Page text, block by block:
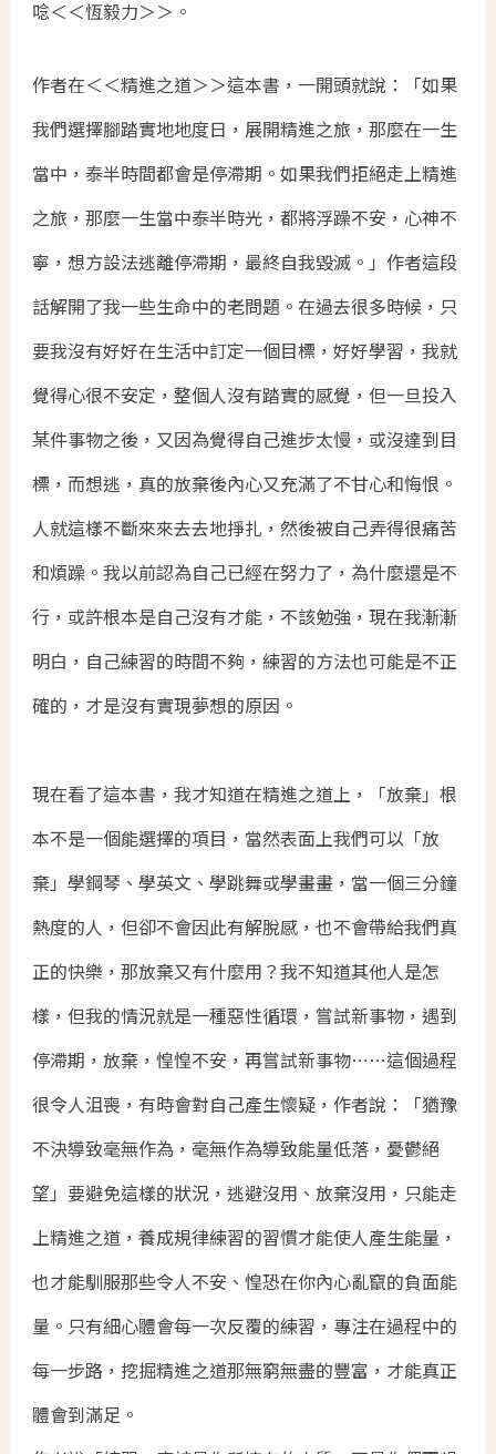
唸＜＜恆毅力＞＞。
作者在＜＜精進之道＞＞這本書，一開頭就說：「如果
我們選擇腳踏實地地度日，展開精進之旅，那麼在一生
當中，泰半時間都會是停滯期。如果我們拒絕走上精進
之旅，那麼一生當中泰半時光，都將浮躁不安，心神不
寧，想方設法逃離停滯期，最終自我毀滅。」作者這段
話解開了我一些生命中的老問題。在過去很多時候，只
要我沒有好好在生活中訂定一個目標，好好學習，我就
覺得心很不安定，整個人沒有踏實的感覺，但一旦投入
某件事物之後，又因為覺得自己進步太慢，或沒達到目
標，而想逃，真的放棄後內心又充滿了不甘心和悔恨。
人就這樣不斷來來去去地掙扎，然後被自己弄得很痛苦
和煩躁。我以前認為自己已經在努力了，為什麼還是不
行，或許根本是自己沒有才能，不該勉強，現在我漸漸
明白，自己練習的時間不夠，練習的方法也可能是不正
確的，才是沒有實現夢想的原因。
現在看了這本書，我才知道在精進之道上，「放棄」根
本不是一個能選擇的項目，當然表面上我們可以「放
棄」學鋼琴、學英文、學跳舞或學畫畫，當一個三分鐘
熱度的人，但卻不會因此有解脫感，也不會帶給我們真
正的快樂，那放棄又有什麼用？我不知道其他人是怎
樣，但我的情況就是一種惡性循環，嘗試新事物，遇到
停滯期，放棄，惶惶不安，再嘗試新事物⋯⋯這個過程
很令人沮喪，有時會對自己產生懷疑，作者說：「猶豫
不決導致毫無作為，毫無作為導致能量低落，憂鬱絕
望」要避免這樣的狀況，逃避沒用、放棄沒用，只能走
上精進之道，養成規律練習的習慣才能使人產生能量，
也才能馴服那些令人不安、惶恐在你內心亂竄的負面能
量。只有細心體會每一次反覆的練習，專注在過程中的
每一步路，挖掘精進之道那無窮無盡的豐富，才能真正
體會到滿足。